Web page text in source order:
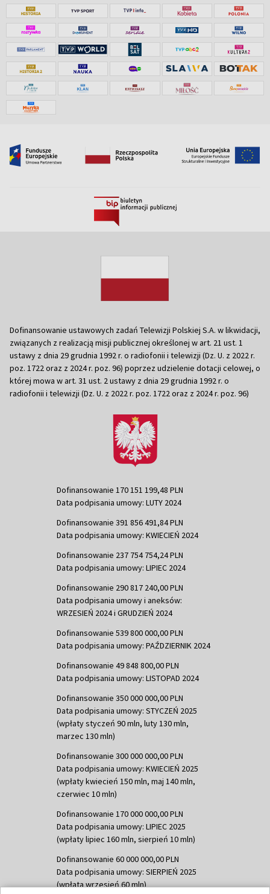
Dofinansowanie ustawowych zadań Telewizji Polskiej S.A. w likwidacji,
związanych z realizacją misji publicznej określonej w art. 21 ust. 1
ustawy z dnia 29 grudnia 1992 r. o radiofonii i telewizji (Dz. U. z 2022 r.
poz. 1722 oraz z 2024 r. poz. 96) poprzez udzielenie dotacji celowej, o
której mowa w art. 31 ust. 2 ustawy z dnia 29 grudnia 1992 r. o
radiofonii i telewizji (Dz. U. z 2022 r. poz. 1722 oraz z 2024 r. poz. 96)
Dofinansowanie 170 151 199,48 PLN
Data podpisania umowy: LUTY 2024
Dofinansowanie 391 856 491,84 PLN
Data podpisania umowy: KWIECIEŃ 2024
Dofinansowanie 237 754 754,24 PLN
Data podpisania umowy: LIPIEC 2024
Dofinansowanie 290 817 240,00 PLN
Data podpisania umowy i aneksów:
WRZESIEŃ 2024 i GRUDZIEŃ 2024
Dofinansowanie 539 800 000,00 PLN
Data podpisania umowy: PAŹDZIERNIK 2024
Dofinansowanie 49 848 800,00 PLN
Data podpisania umowy: LISTOPAD 2024
Dofinansowanie 350 000 000,00 PLN
Data podpisania umowy: STYCZEŃ 2025
(wpłaty styczeń 90 mln, luty 130 mln,
marzec 130 mln)
Dofinansowanie 300 000 000,00 PLN
Data podpisania umowy: KWIECIEŃ 2025
(wpłaty kwiecień 150 mln, maj 140 mln,
czerwiec 10 mln)
Dofinansowanie 170 000 000,00 PLN
Data podpisania umowy: LIPIEC 2025
(wpłaty lipiec 160 mln, sierpień 10 mln)
Dofinansowanie 60 000 000,00 PLN
Data podpisania umowy: SIERPIEŃ 2025
(wpłata wrzesień 60 mln)